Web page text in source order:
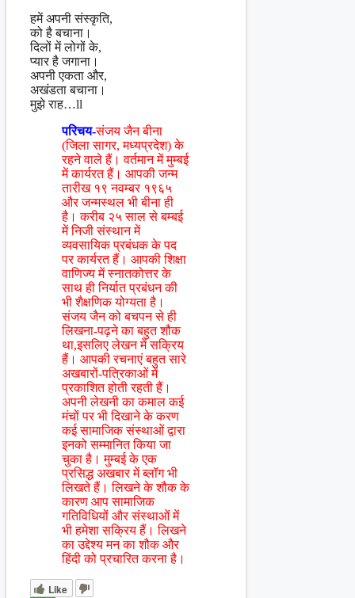
हमें अपनी संस्कृति,
को है बचाना।
दिलों में लोगों के,
प्यार है जगाना।
अपनी एकता और,
अखंडता बचाना।
मुझे राह…ll
परिचय-संजय जैन बीना
(जिला सागर, मध्यप्रदेश) के
रहने वाले हैं। वर्तमान में मुम्बई
में कार्यरत हैं। आपकी जन्म
तारीख १९ नवम्बर १९६५
और जन्मस्थल भी बीना ही
है। करीब २५ साल से बम्बई
में निजी संस्थान में
व्यवसायिक प्रबंधक के पद
पर कार्यरत हैं। आपकी शिक्षा
वाणिज्य में स्नातकोत्तर के
साथ ही निर्यात प्रबंधन की
भी शैक्षणिक योग्यता है।
संजय जैन को बचपन से ही
लिखना-पढ़ने का बहुत शौक
था,इसलिए लेखन में सक्रिय
हैं। आपकी रचनाएं बहुत सारे
अखबारों-पत्रिकाओं में
प्रकाशित होती रहती हैं।
अपनी लेखनी का कमाल कई
मंचों पर भी दिखाने के करण
कई सामाजिक संस्थाओं द्वारा
इनको सम्मानित किया जा
चुका है। मुम्बई के एक
प्रसिद्ध अखबार में ब्लॉग भी
लिखते हैं। लिखने के शौक के
कारण आप सामाजिक
गतिविधियों और संस्थाओं में
भी हमेशा सक्रिय हैं। लिखने
का उद्देश्य मन का शौक और
हिंदी को प्रचारित करना है।
Like